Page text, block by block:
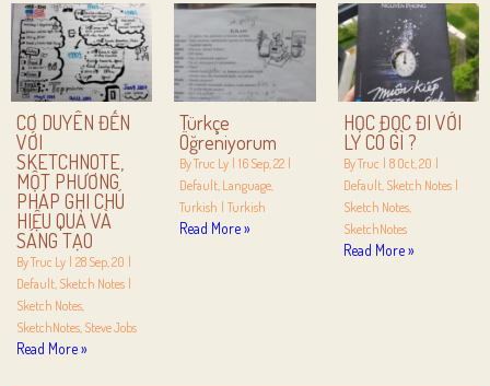
CƠ DUYÊN ĐẾN
VỚI
SKETCHNOTE,
MỘT PHƯƠNG
PHÁP GHI CHÚ
HIỆU QUẢ VÀ
SÁNG TẠO
ByTruc Ly 28 Sep, 20
Default Sketch Notes
Sketch Notes
SketchNotes Steve Jobs
Read More »
Türkçe
Öğreniyorum
ByTruc Ly 16 Sep, 22
Default Language
Turkish
Turkish
Read More »
HỌC ĐỌC ĐI VỚI
LY CÓ GÌ ?
ByTruc 8 Oct, 20
Default Sketch Notes
Sketch Notes
SketchNotes
Read More »